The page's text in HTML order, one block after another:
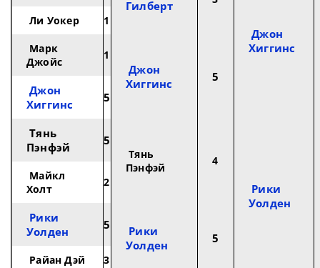
Гилберт
Джон
Хиггинс
Ли Уокер 1
Марк
Джойс
1
Джон
Хиггинс
5
Джон
Хиггинс
5
Тянь
Пэнфэй
5
Тянь
Пэнфэй
4
Рики
Уолден
Майкл
Холт
2
Рики
Уолден
5
Рики
Уолден
5
Райан Дэй 3